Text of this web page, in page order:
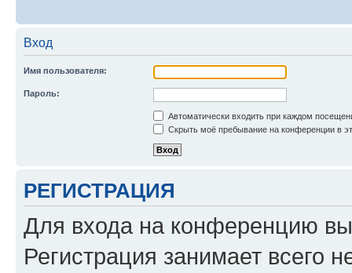
Вход
Имя пользователя:
Пароль:
Автоматически входить при каждом
Скрыть моё пребывание на конференции в
РЕГИСТРАЦИЯ
Для входа на конференцию
Регистрация занимает всего